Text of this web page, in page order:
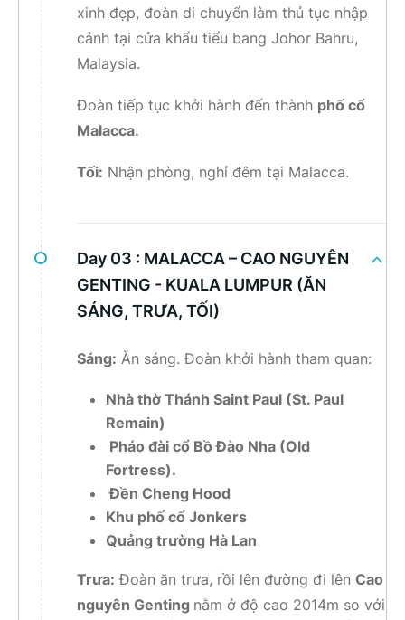
xinh đẹp, đoàn di chuyển làm thủ tục nhập
cảnh tại cửa khẩu tiểu bang Johor Bahru,
Malaysia.
Đoàn tiếp tục khởi hành đến thành phố cổ
Malacca.
Tối: Nhận phòng, nghỉ đêm tại Malacca.
Day 03 : MALACCA – CAO NGUYÊN
GENTING - KUALA LUMPUR (ĂN
SÁNG, TRƯA, TỐI)
Sáng: Ăn sáng. Đoàn khởi hành tham quan:
Nhà thờ Thánh Saint Paul (St. Paul
Remain)
Pháo đài cổ Bồ Đào Nha (Old
Fortress).
Đền Cheng Hood
Khu phố cổ Jonkers
Quảng trường Hà Lan
Trưa: Đoàn ăn trưa, rồi lên đường đi lên Cao
nguyên Genting nằm ở độ cao 2014m so với